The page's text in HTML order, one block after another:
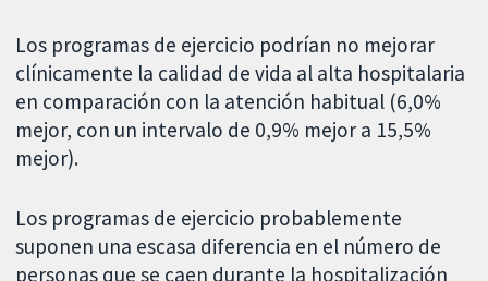
Los programas de ejercicio podrían no mejorar
clínicamente la calidad de vida al alta hospitalaria
en comparación con la atención habitual (6,0%
mejor, con un intervalo de 0,9% mejor a 15,5%
mejor).
Los programas de ejercicio probablemente
suponen una escasa diferencia en el número de
personas que se caen durante la hospitalización